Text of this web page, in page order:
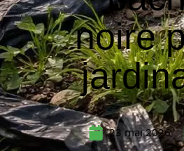
noire
23 mai 2026